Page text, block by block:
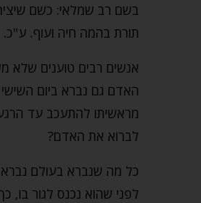
בשם רב שמלאי: כשם
תורת בהמה חיה ועוף. ע"כ.
אנשים רבים טוענים שלא
האדם גם נברא ביום
מראשיתו להתעכב עד
לברוא את האדם?
כל מה שנברא בעולם
לפני שהוא נכנס לגור